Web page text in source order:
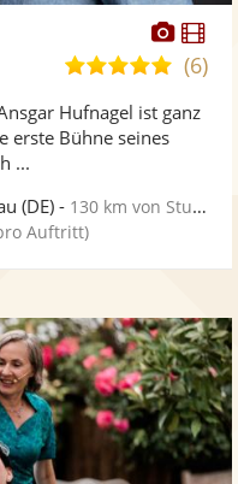
Fotos
5,0
5
(6)
Hufnagel ist ganz
erste Bühne seines
...
(DE) - 130 km von Stuttgart
Auftritt)